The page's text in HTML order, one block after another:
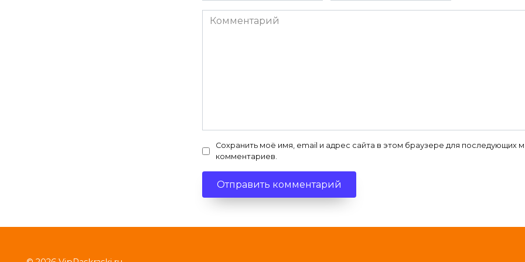
Комментарий
Сохранить моё имя, email и адрес сайта в этом браузере для последующих
комментариев.